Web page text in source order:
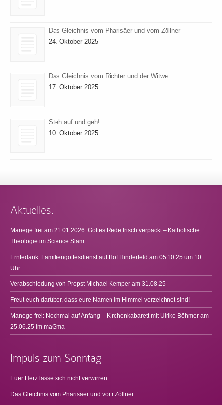
Das Gleichnis vom Pharisäer und vom Zöllner
24. Oktober 2025
Das Gleichnis vom Richter und der Witwe
17. Oktober 2025
Steh auf und geh!
10. Oktober 2025
Aktuelles:
Manege frei am 21.01.2026: Gottes Rede frisch verpackt – Katholische
Theologie im Science Slam
Erntedank: Familiengottesdienst auf Hof Hinderfeld am 05.10.25 um 10
Uhr
Verabschiedung von Propst Michael Kemper am 31.08.25
Freut euch darüber, dass eure Namen im Himmel verzeichnet sind!
Manege frei: Nochmal auf Anfang – Kirchenkabarett mit Ulrike Böhmer am
25.06.25 im maGma
Impuls zum Sonntag
Euer Herz lasse sich nicht verwirren
Das Gleichnis vom Pharisäer und vom Zöllner